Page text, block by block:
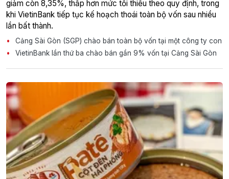
giảm còn 8,35%, thấp hơn mức tối thiểu theo quy định, trong
khi VietinBank tiếp tục kế hoạch thoái toàn bộ vốn sau nhiều
lần bất thành.
Cảng Sài Gòn (SGP) chào bán toàn bộ vốn tại một công ty con
VietinBank lần thứ ba chào bán gần 9% vốn tại Cảng Sài Gòn